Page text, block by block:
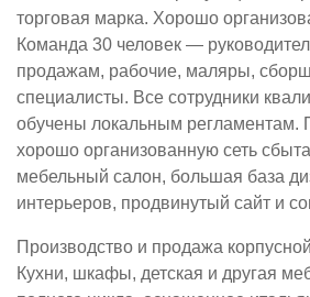
торговая марка. Хорошо
Команда 30 человек —
продажам, рабочие, маляры,
специалисты. Все сотрудники
обучены локальным регламентам.
хорошо организованную сеть
мебельный салон, большая база
интерьеров, продвинутый сайт и
Производство и продажа
Кухни, шкафы, детская и другая